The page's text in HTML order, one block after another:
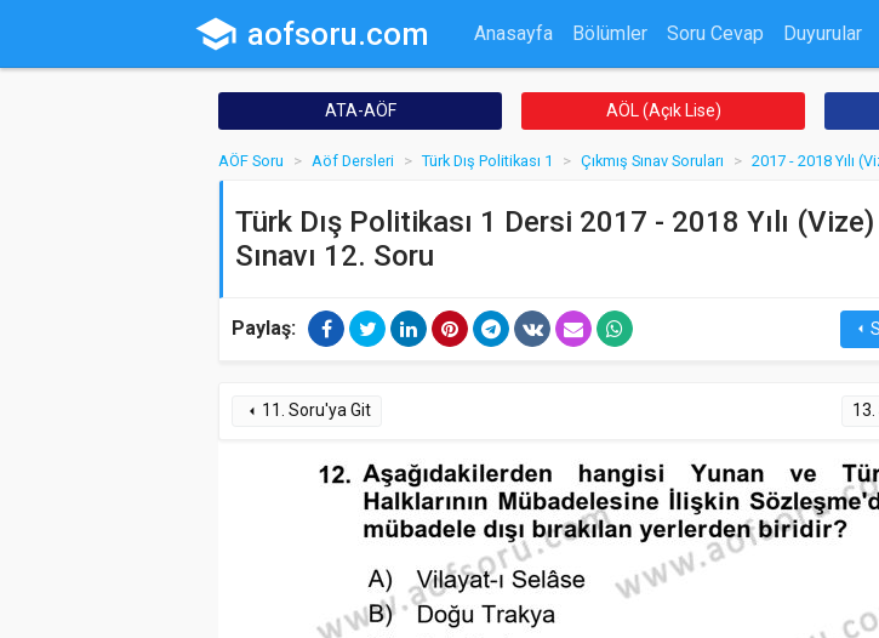
school aofsoru.com Anasayfa Bölümler Soru Cevap Duyurular
ATA-AÖF AÖL (Açık Lise)
AÖF Soru Aöf Dersleri Türk Dış Politikası 1 Çıkmış Sınav Soruları 2017 - 2018 Yılı
Türk Dış Politikası 1 Dersi 2017 - 2018 Yılı
Sınavı 12. Soru
Paylaş: arrow_left
arrow_left 11. Soru'ya Git